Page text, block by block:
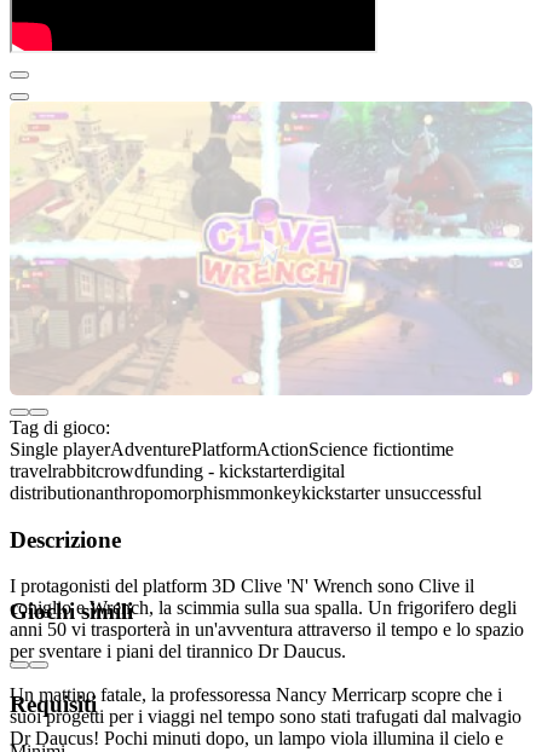
Tag di gioco:
Single playerAdventurePlatformActionScience fictiontime
travelrabbitcrowdfunding - kickstarterdigital
distributionanthropomorphismmonkeykickstarter unsuccessful
Descrizione
I protagonisti del platform 3D Clive 'N' Wrench sono Clive il
coniglio e Wrench, la scimmia sulla sua spalla. Un frigorifero degli
anni 50 vi trasporterà in un'avventura attraverso il tempo e lo spazio
per sventare i piani del tirannico Dr Daucus.
Un mattino fatale, la professoressa Nancy Merricarp scopre che i
suoi progetti per i viaggi nel tempo sono stati trafugati dal malvagio
Dr Daucus! Pochi minuti dopo, un lampo viola illumina il cielo e
Giochi simili
Requisiti